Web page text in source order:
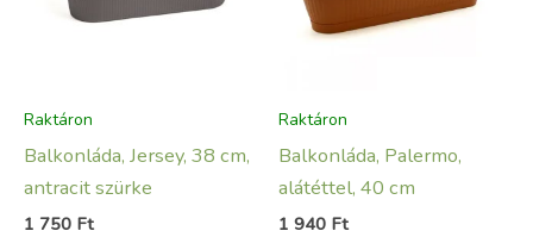
Raktáron
Balkonláda, Jersey, 38 cm,
antracit szürke
1 750 Ft
Raktáron
Balkonláda, Palermo,
alátéttel, 40 cm
1 940 Ft